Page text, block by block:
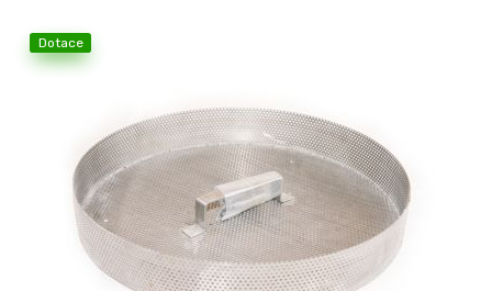
Dotace